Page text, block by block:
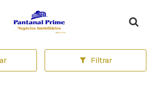
Página inicial
Filtrar